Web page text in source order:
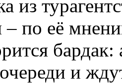
из
– по её
и